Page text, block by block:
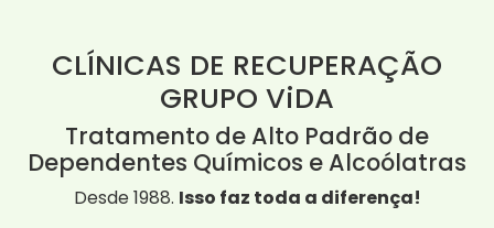
CLÍNICAS DE RECUPERAÇÃO
GRUPO ViDA
Tratamento de Alto Padrão de
Dependentes Químicos e Alcoólatras
Desde 1988. Isso faz toda a diferença!